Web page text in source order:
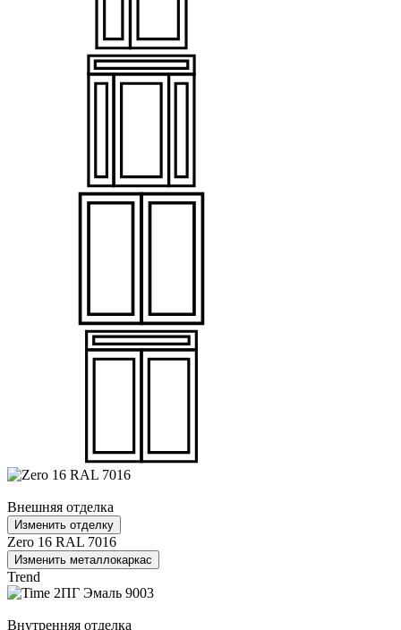
Внешняя отделка
Изменить отделку
Zero 16 RAL 7016
Изменить металлокаркас
Trend
Внутренняя отделка